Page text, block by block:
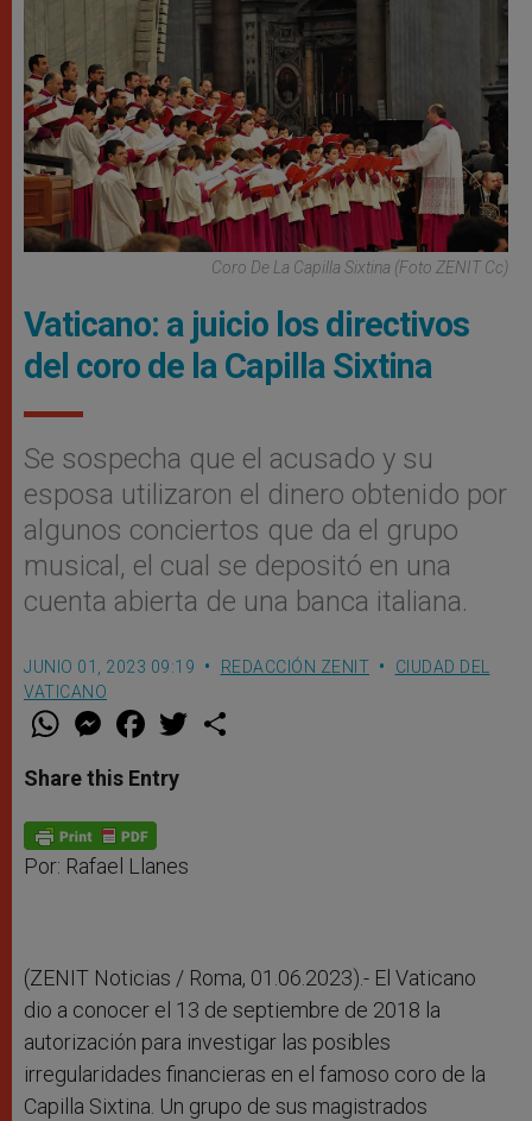
Coro De La Capilla Sixtina (Foto ZENIT Cc)
Vaticano: a juicio los directivos
del coro de la Capilla Sixtina
Se sospecha que el acusado y su
esposa utilizaron el dinero obtenido por
algunos conciertos que da el grupo
musical, el cual se depositó en una
cuenta abierta de una banca italiana.
JUNIO 01, 2023 09:19 REDACCIÓN ZENIT
CIUDAD DEL
VATICANO
W
t
s
p
p
M
e
s
e
g
e
r
F
a
e
b
o
k
w
Share this Entry
Por: Rafael Llanes
(ZENIT Noticias / Roma, 01.06.2023).- El Vaticano
dio a conocer el 13 de septiembre de 2018 la
autorización para investigar las posibles
irregularidades financieras en el famoso coro de la
Capilla Sixtina. Un grupo de sus magistrados